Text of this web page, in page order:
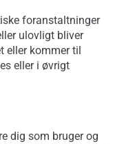
foranstaltninger
ulovligt bliver
kommer til
eller i øvrigt
dig som bruger og